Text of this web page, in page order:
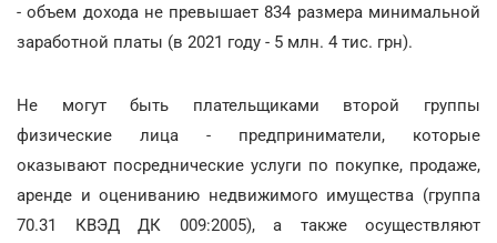
- объем дохода не превышает 834 размера минимальной
заработной платы (в 2021 году - 5 млн. 4 тис. грн).
Не могут быть плательщиками второй группы
физические лица - предприниматели, которые
оказывают посреднические услуги по покупке, продаже,
аренде и оцениванию недвижимого имущества (группа
70.31 КВЭД ДК 009:2005), а также осуществляют